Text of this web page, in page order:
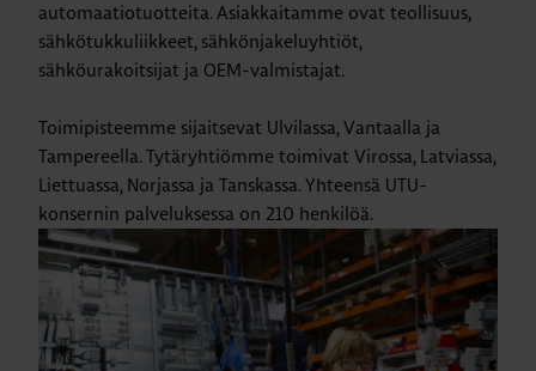
automaatiotuotteita. Asiakkaitamme ovat teollisuus,
sähkötukkuliikkeet, sähkönjakeluyhtiöt,
sähköurakoitsijat ja OEM-valmistajat.
Toimipisteemme sijaitsevat Ulvilassa, Vantaalla ja
Tampereella. Tytäryhtiömme toimivat Virossa, Latviassa,
Liettuassa, Norjassa ja Tanskassa. Yhteensä UTU-
konsernin palveluksessa on 210 henkilöä.